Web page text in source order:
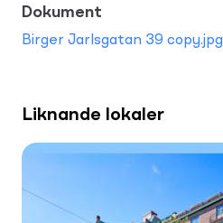
Dokument
Birger Jarlsgatan 39 copy.jpg
Liknande lokaler